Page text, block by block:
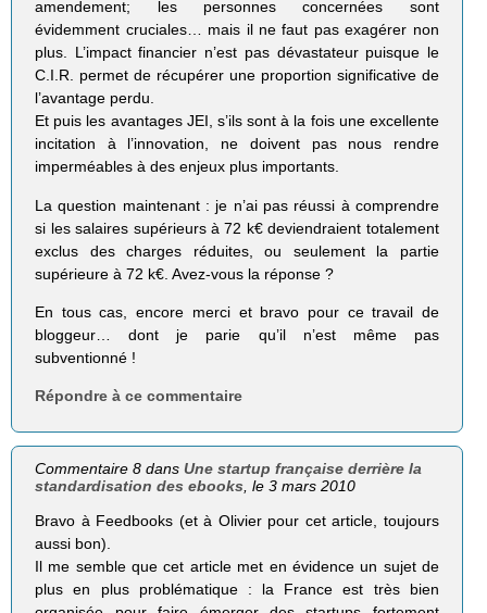
amendement; les personnes concernées sont
évidemment cruciales… mais il ne faut pas exagérer non
plus. L’impact financier n’est pas dévastateur puisque le
C.I.R. permet de récupérer une proportion significative de
l’avantage perdu.
Et puis les avantages JEI, s’ils sont à la fois une excellente
incitation à l’innovation, ne doivent pas nous rendre
imperméables à des enjeux plus importants.
La question maintenant : je n’ai pas réussi à comprendre
si les salaires supérieurs à 72 k€ deviendraient totalement
exclus des charges réduites, ou seulement la partie
supérieure à 72 k€. Avez-vous la réponse ?
En tous cas, encore merci et bravo pour ce travail de
bloggeur… dont je parie qu’il n’est même pas
subventionné !
Répondre à ce commentaire
Commentaire 8 dansUne startup française derrière la
standardisation des ebooks , le 3 mars 2010
Bravo à Feedbooks (et à Olivier pour cet article, toujours
aussi bon).
Il me semble que cet article met en évidence un sujet de
plus en plus problématique : la France est très bien